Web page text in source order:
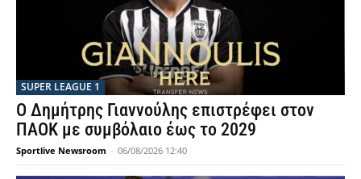
SUPER LEAGUE 1
Ο Δημήτρης Γιαννούλης επιστρέφει στον
ΠΑΟΚ με συμβόλαιο έως το 2029
Sportlive Newsroom - 06/08/2026 12:40